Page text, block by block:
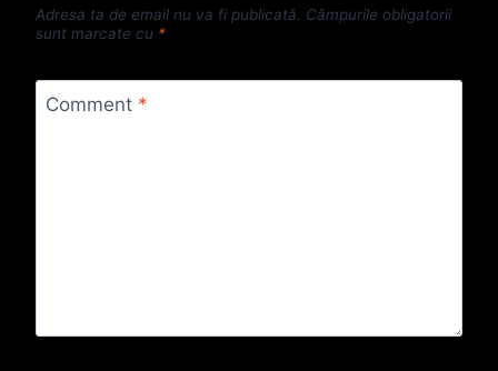
Adresa ta de email nu va fi publicată. Câmpurile obligatorii
sunt marcate cu *
Comment *